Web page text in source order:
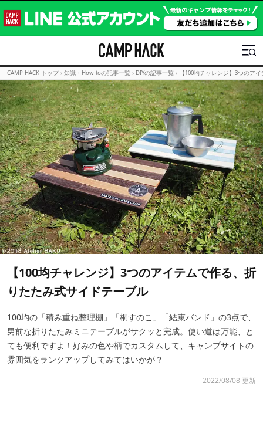
CAMP HACK トップ › 知識・How toの記事一覧 › DIYの記事一覧 › 【100均チャレンジ】3つのア
【100均チャレンジ】3つのアイテムで作る、折
りたたみ式サイドテーブル
100均の「積み重ね整理棚」「桐すのこ」「結束バンド」の3点で、
男前な折りたたみミニテーブルがサクッと完成。使い道は万能、と
ても便利ですよ！好みの色や柄でカスタムして、キャンプサイトの
雰囲気をランクアップしてみてはいかが？
2022/08/08 更新